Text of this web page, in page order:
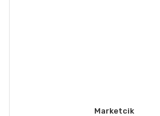
Marketcik